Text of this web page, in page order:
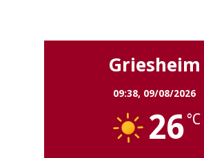
Griesheim
09:38, 09/08/2026
26°C